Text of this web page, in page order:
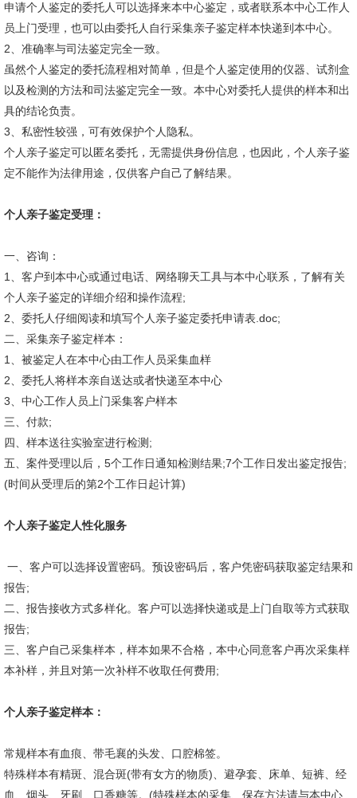
申请个人鉴定的委托人可以选择来本中心鉴定，或者联系本中心工作人
员上门受理，也可以由委托人自行采集亲子鉴定样本快递到本中心。
2、准确率与司法鉴定完全一致。
虽然个人鉴定的委托流程相对简单，但是个人鉴定使用的仪器、试剂盒
以及检测的方法和司法鉴定完全一致。本中心对委托人提供的样本和出
具的结论负责。
3、私密性较强，可有效保护个人隐私。
个人亲子鉴定可以匿名委托，无需提供身份信息，也因此，个人亲子鉴
定不能作为法律用途，仅供客户自己了解结果。
个人亲子鉴定受理：
一、咨询：
1、客户到本中心或通过电话、网络聊天工具与本中心联系，了解有关
个人亲子鉴定的详细介绍和操作流程;
2、委托人仔细阅读和填写个人亲子鉴定委托申请表.doc;
二、采集亲子鉴定样本：
1、被鉴定人在本中心由工作人员采集血样
2、委托人将样本亲自送达或者快递至本中心
3、中心工作人员上门采集客户样本
三、付款;
四、样本送往实验室进行检测;
五、案件受理以后，5个工作日通知检测结果;7个工作日发出鉴定报告;
(时间从受理后的第2个工作日起计算)
个人亲子鉴定人性化服务
一、客户可以选择设置密码。预设密码后，客户凭密码获取鉴定结果和
报告;
二、报告接收方式多样化。客户可以选择快递或是上门自取等方式获取
报告;
三、客户自己采集样本，样本如果不合格，本中心同意客户再次采集样
本补样，并且对第一次补样不收取任何费用;
个人亲子鉴定样本：
常规样本有血痕、带毛襄的头发、口腔棉签。
特殊样本有精斑、混合斑(带有女方的物质)、避孕套、床单、短裤、经
血、烟头、牙刷、口香糖等。(特殊样本的采集、保存方法请与本中心